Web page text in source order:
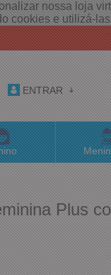
nossa loja
cookies e utilizá-
ENTRAR
Plus